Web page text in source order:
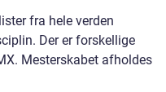
fra hele verden
Der er forskellige
Mesterskabet afholdes